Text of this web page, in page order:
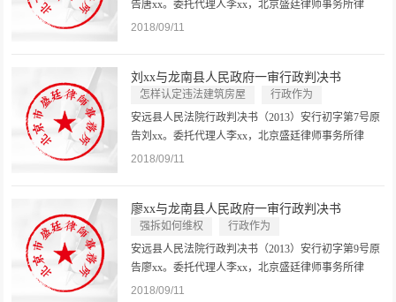
告唐xx。委托代理人李xx，北京盛廷律师事务所律
师。一般代理。委托代理人孟律师，北京盛廷律师事
事务所律师。一般代理。委托代理人...
2018/09/11
刘xx与龙南县人民政府一审行政判决书
怎样认定违法建筑房屋
行政作为
城乡建设行政管理作为案件
安远县人民法院行政判决书（2013）安行初字第7号原
告刘xx。委托代理人李xx，北京盛廷律师事务所律
师。一般代理。委托代理人孟律师，北京盛廷律师事
事务所律师。一般代理。委托代理人...
2018/09/11
廖xx与龙南县人民政府一审行政判决书
强拆如何维权
行政作为
城乡建设行政管理作为案件
安远县人民法院行政判决书（2013）安行初字第9号原
告廖xx。委托代理人李xx，北京盛廷律师事务所律
师。一般代理。委托代理人孟律师，北京盛廷律师事
2018/09/11